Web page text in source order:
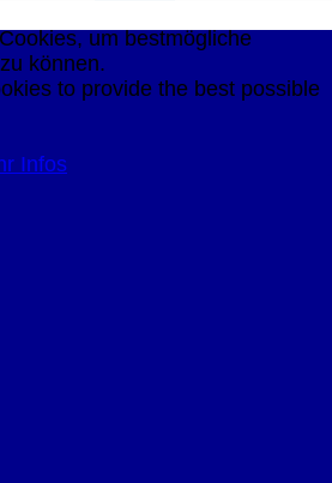
um bestmögliche
können.
to provide the best possible
Infos